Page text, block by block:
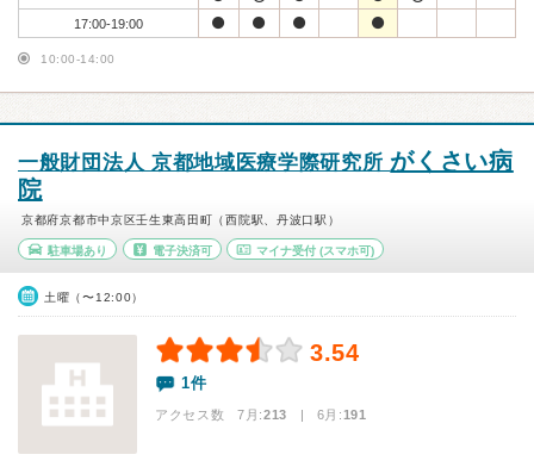
17:00-19:00
10:00-14:00
一般財団法人 京都地域医療学際研究所 がくさい病
院
京都府京都市中京区壬生東高田町（西院駅、丹波口駅）
駐車場あり 電子決済可 マイナ受付 (スマホ可)
土曜（〜12:00）
3.54
1件
アクセス数 7月:213 | 6月:191